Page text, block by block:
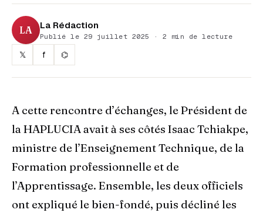
LA La Rédaction
Publié le 29 juillet 2025 · 2 min de lecture
𝕏 f ⌬
A cette rencontre d’échanges, le Président de
la HAPLUCIA avait à ses côtés Isaac Tchiakpe,
ministre de l’Enseignement Technique, de la
Formation professionnelle et de
l’Apprentissage. Ensemble, les deux officiels
ont expliqué le bien-fondé, puis décliné les